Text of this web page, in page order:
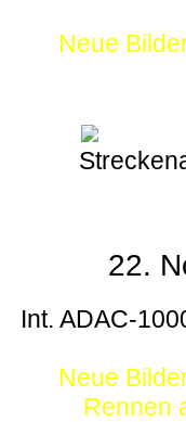
Neue
22.
Int. ADAC-
Neue
Rennen